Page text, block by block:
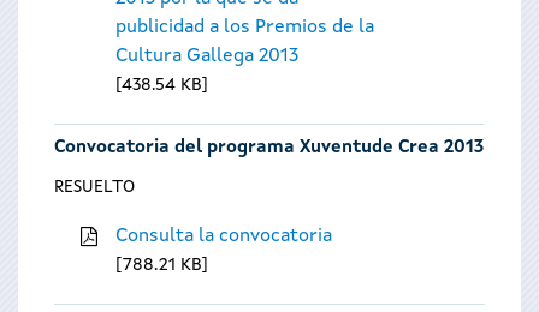
publicidad a los Premios de la
Cultura Gallega 2013
438.54 KB
Convocatoria del programa Xuventude Crea 2013
RESUELTO
Consulta la convocatoria
788.21 KB